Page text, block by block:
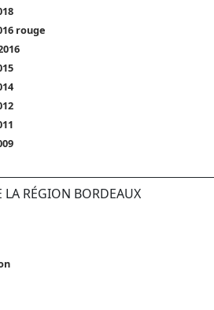
rouge
LA RÉGION BORDEAUX